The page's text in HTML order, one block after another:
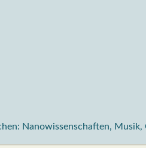
Nanowissenschaften,